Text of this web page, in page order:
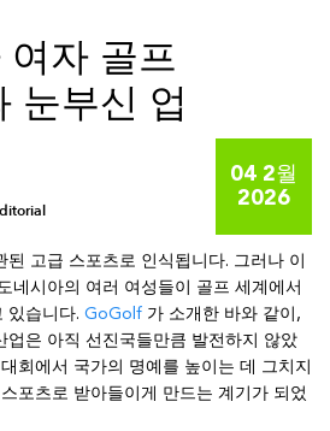
여자 골프
눈부신 업
04 2월
2026
고급 스포츠로 인식됩니다. 그러나 이
네시아의 여러 여성들이 골프 세계에서
있습니다. GoGolf 가 소개한 바와 같이,
업은 아직 선진국들만큼 발전하지 않았
회에서 국가의 명예를 높이는 데 그치지
포츠로 받아들이게 만드는 계기가 되었